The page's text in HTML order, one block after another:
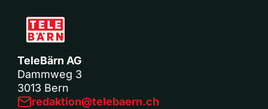
TeleBärn AG
Dammweg 3
3013 Bern
redaktion@telebaern.ch